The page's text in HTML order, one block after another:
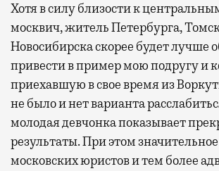
Хотя в силу близости к
москвич, житель Петербурга,
Новосибирска скорее будет лучше
привести в пример мою подругу и
приехавшую в свое время из
не было и нет варианта
молодая девчонка показывает
результаты. При этом
московских юристов и тем более